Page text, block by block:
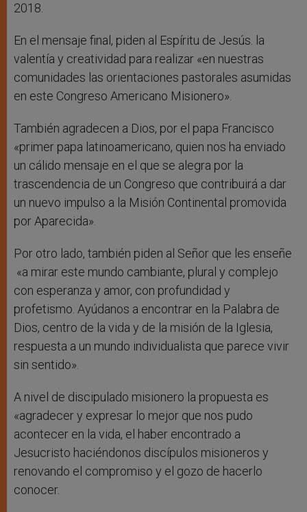
2018.
En el mensaje final, piden al Espíritu de Jesús. la
valentía y creatividad para realizar «en nuestras
comunidades las orientaciones pastorales asumidas
en este Congreso Americano Misionero».
También agradecen a Dios, por el papa Francisco
«primer papa latinoamericano, quien nos ha enviado
un cálido mensaje en el que se alegra por la
trascendencia de un Congreso que contribuirá a dar
un nuevo impulso a la Misión Continental promovida
por Aparecida».
Por otro lado, también piden al Señor que les enseñe
«a mirar este mundo cambiante, plural y complejo
con esperanza y amor, con profundidad y
profetismo. Ayúdanos a encontrar en la Palabra de
Dios, centro de la vida y de la misión de la Iglesia,
respuesta a un mundo individualista que parece vivir
sin sentido».
A nivel de discipulado misionero la propuesta es
«agradecer y expresar lo mejor que nos pudo
acontecer en la vida, el haber encontrado a
Jesucristo haciéndonos discípulos misioneros y
renovando el compromiso y el gozo de hacerlo
conocer.